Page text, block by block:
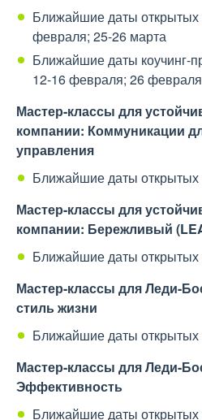
Ближайшие даты открытых
февраля; 25-26 марта
Ближайшие даты коучинг-
12-16 февраля; 26
Мастер-классы для
компании: Коммуникации
управления
Ближайшие даты открытых
Мастер-классы для
компании: Бережливый
Ближайшие даты открытых
Мастер-классы для Леди-
стиль жизни
Ближайшие даты открытых
Мастер-классы для Леди-
Эффективность
Ближайшие даты открытых